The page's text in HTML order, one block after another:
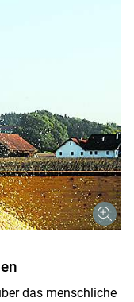
das menschliche